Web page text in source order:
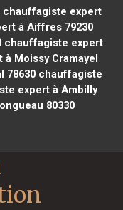
chauffagiste expert
à Aiffres 79230
chauffagiste expert
Moissy Cramayel
78630 chauffagiste
expert à Ambilly
80330